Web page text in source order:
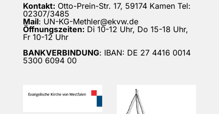
Kontakt: Otto-Prein-Str. 17, 59174 Kamen Tel:
02307/3485
Mail: UN-KG-Methler@ekvw.de
Öffnungszeiten: Di 10-12 Uhr, Do 15-18 Uhr,
Fr 10-12 Uhr
BANKVERBINDUNG: IBAN: DE 27 4416 0014
5300 6094 00